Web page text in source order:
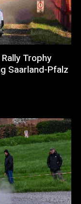
Trophy
Saarland-Pfalz